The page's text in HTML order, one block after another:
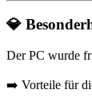
💎
Der PC wurde
➡️ Vorteile für